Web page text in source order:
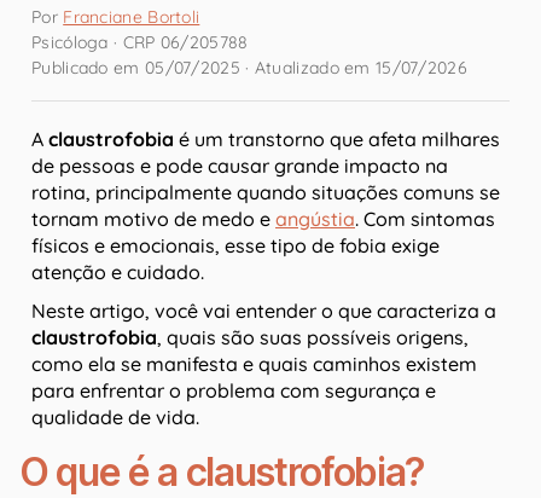
Por Franciane Bortoli
Psicóloga · CRP 06/205788
Publicado em 05/07/2025 · Atualizado em 15/07/2026
A claustrofobia é um transtorno que afeta milhares
de pessoas e pode causar grande impacto na
rotina, principalmente quando situações comuns se
tornam motivo de medo e angústia. Com sintomas
físicos e emocionais, esse tipo de fobia exige
atenção e cuidado.
Neste artigo, você vai entender o que caracteriza a
claustrofobia, quais são suas possíveis origens,
como ela se manifesta e quais caminhos existem
para enfrentar o problema com segurança e
qualidade de vida.
O que é a claustrofobia?